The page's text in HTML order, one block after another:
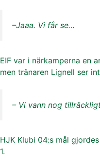
–Jaaa. Vi får se…
EIF var i närkamperna en
men tränaren Lignell ser
– Vi vann nog
HJK Klubi 04:s mål
1.